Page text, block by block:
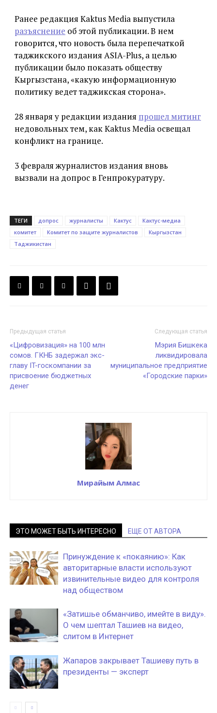
Ранее редакция Kaktus Media выпустила
разъяснение об этой публикации. В нем
говорится, что новость была перепечаткой
таджикского издания ASIA-Plus, а целью
публикации было показать обществу
Кыргызстана, «какую информационную
политику ведет таджикская сторона».
28 января у редакции издания прошел митинг
недовольных тем, как Kaktus Media освещал
конфликт на границе.
3 февраля журналистов издания вновь
вызвали на допрос в Генпрокуратуру.
ТЕГИ допрос журналисты Кактус
Кактус-медиа
комитет
Комитет по защите журналистов
Кыргызстан
Таджикистан
Предыдущая статья
«Цифровизация» на 100 млн
сомов. ГКНБ задержал экс-
главу IT-госкомпании за
присвоение бюджетных
денег
Следующая статья
Мэрия Бишкека
ликвидировала
муниципальное предприятие
«Городские парки»
Мирайым Алмас
ЭТО МОЖЕТ БЫТЬ ИНТЕРЕСНО ЕЩЕ ОТ АВТОРА
Принуждение к «покаянию»: Как
авторитарные власти используют
извинительные видео для контроля
над обществом
«Затишье обманчиво, имейте в виду».
О чем шептал Ташиев на видео,
слитом в Интернет
Жапаров закрывает Ташиеву путь в
президенты — эксперт